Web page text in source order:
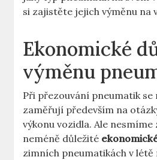
si zajistěte jejich výměnu na
Ekonomické
výměnu
Při přezouvání pneumatik
zaměřují především na
výkonu vozidla. Ale
neméně důležité
zimních pneumatikách v létě